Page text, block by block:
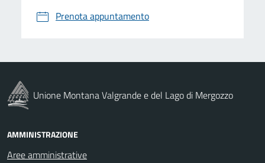
Prenota appuntamento
Unione Montana Valgrande e del Lago di Mergozzo
AMMINISTRAZIONE
Aree amministrative